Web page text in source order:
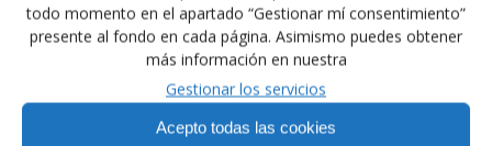
todo momento en el apartado “Gestionar mí consentimiento”
presente al fondo en cada página. Asimismo puedes obtener
más información en nuestra
Gestionar los servicios
Acepto todas las cookies
Con motivo del Campeonato del Mundo se celebrara el
congreso mundial de FIAS donde asistirá nuestro
representante del Sambo a nivel Internacional Ángel
Luis Giménez.